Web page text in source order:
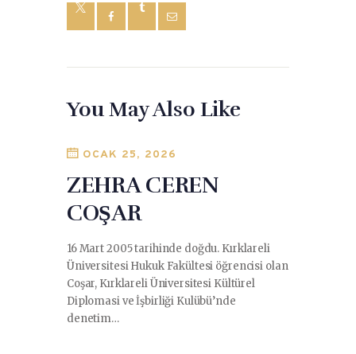
You May Also Like
OCAK 25, 2026
ZEHRA CEREN
COŞAR
16 Mart 2005 tarihinde doğdu. Kırklareli
Üniversitesi Hukuk Fakültesi öğrencisi olan
Coşar, Kırklareli Üniversitesi Kültürel
Diplomasi ve İşbirliği Kulübü’nde
denetim…